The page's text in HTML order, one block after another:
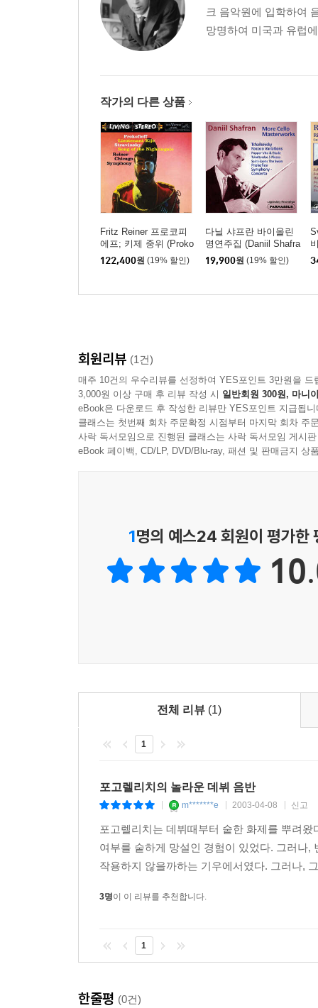
크 음악원에 입학하여
망명하여 미국과 유럽
작가의 다른 상품
Fritz Reiner 프로코피
에프; 키제 중위 (Proko
fiev: Lieutenant Kije /
Stravinsky: Song Of T
122,400원 (19% 할인)
다닐 샤프란 바이올린
명연주집 (Daniil Shafra
n More Cello Masterwo
19,900원 (19% 할인)
회원리뷰 (1건)
매주 10건의 우수리뷰를 선정하여 YES포인트 3만원을 드
3,000원 이상 구매 후 리뷰 작성 시 일반회원 300원, 마니
eBook은 다운로드 후 작성한 리뷰만 YES포인트 지급됩니
클래스는 첫번째 회차 주문확정 시점부터 마지막 회차 주
사락 독서모임으로 진행된 클래스는 사락 독서모임 게시
eBook 페이백, CD/LP, DVD/Blu-ray, 패션 및 판매금지 상
1명의 예스24 회원이 평가한
전체 리뷰 (1)
1
포고렐리치의 놀라운 데뷔 음반
m*******e 2003-04-08 신고
포고렐리치는 데뷔때부터 숱한 화제를 뿌려
여부를 숱하게 망설인 경험이 있었다. 그러나
작용하지 않을까하는 기우에서였다. 그러나,
3명이 이 리뷰를 추천합니다.
1
한줄평 (0건)